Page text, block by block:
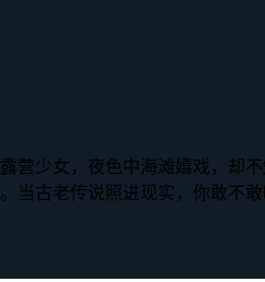
少女，夜色中海滩嬉戏，却
古老传说照进现实，你敢不敢